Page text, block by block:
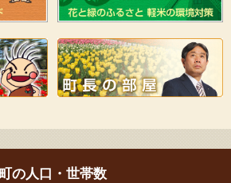
町の人口・世帯数